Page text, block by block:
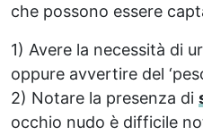
che possono essere
1) Avere la necessità di
oppure avvertire del
2) Notare la presenza di
occhio nudo è difficile